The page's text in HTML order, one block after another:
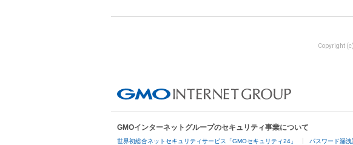
Copyright
GMOインターネットグループのセキュリティ事業について
世界初総合ネットセキュリティサービス「GMOセキュリティ24」 パスワード漏洩